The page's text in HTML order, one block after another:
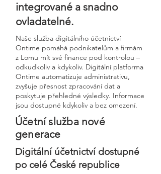
integrované a snadno
ovladatelné.
Naše služba digitálního účetnictví
Ontime pomáhá podnikatelům a firmám
z Lomu mít své finance pod kontrolou –
odkudkoliv a kdykoliv. Digitální platforma
Ontime automatizuje administrativu,
zvyšuje přesnost zpracování dat a
poskytuje přehledné výsledky. Informace
jsou dostupné kdykoliv a bez omezení.
Účetní služba nové
generace
Digitální účetnictví dostupné
po celé České republice